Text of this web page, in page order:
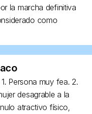
la marcha definitiva
como
Persona muy fea. 2.
desagrable a la
atractivo físico,